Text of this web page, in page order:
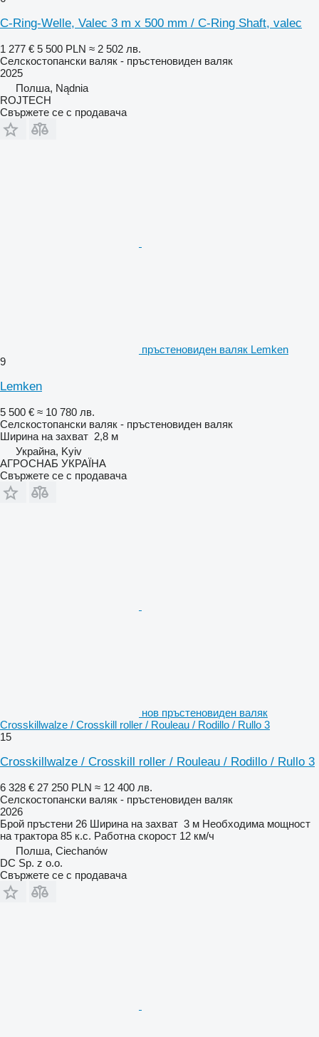
C-Ring-Welle, Valec 3 m x 500 mm / C-Ring Shaft, valec
1 277 € 5 500 PLN ≈ 2 502 лв.
Селскостопански валяк - пръстеновиден валяк
2025
Полша, Nądnia
ROJTECH
Свържете се с продавача
пръстеновиден валяк Lemken
9
Lemken
5 500 € ≈ 10 780 лв.
Селскостопански валяк - пръстеновиден валяк
Ширина на захват 2,8 м
Украйна, Kyiv
АГРОСНАБ УКРАЇНА
Свържете се с продавача
нов пръстеновиден валяк
Crosskillwalze / Crosskill roller / Rouleau / Rodillo / Rullo 3
15
Crosskillwalze / Crosskill roller / Rouleau / Rodillo / Rullo 3
6 328 € 27 250 PLN ≈ 12 400 лв.
Селскостопански валяк - пръстеновиден валяк
2026
Брой пръстени 26 Ширина на захват 3 м Необходима мощност
на трактора 85 к.с. Работна скорост 12 км/ч
Полша, Ciechanów
DC Sp. z o.o.
Свържете се с продавача